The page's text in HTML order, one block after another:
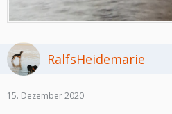
RalfsHeidemarie
15. Dezember 2020